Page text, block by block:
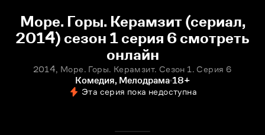
Море. Горы. Керамзит (сериал,
2014) сезон 1 серия 6 смотреть
онлайн
2014, Море. Горы. Керамзит. Сезон 1. Серия 6
Комедия, Мелодрама 18+
Эта серия пока недоступна